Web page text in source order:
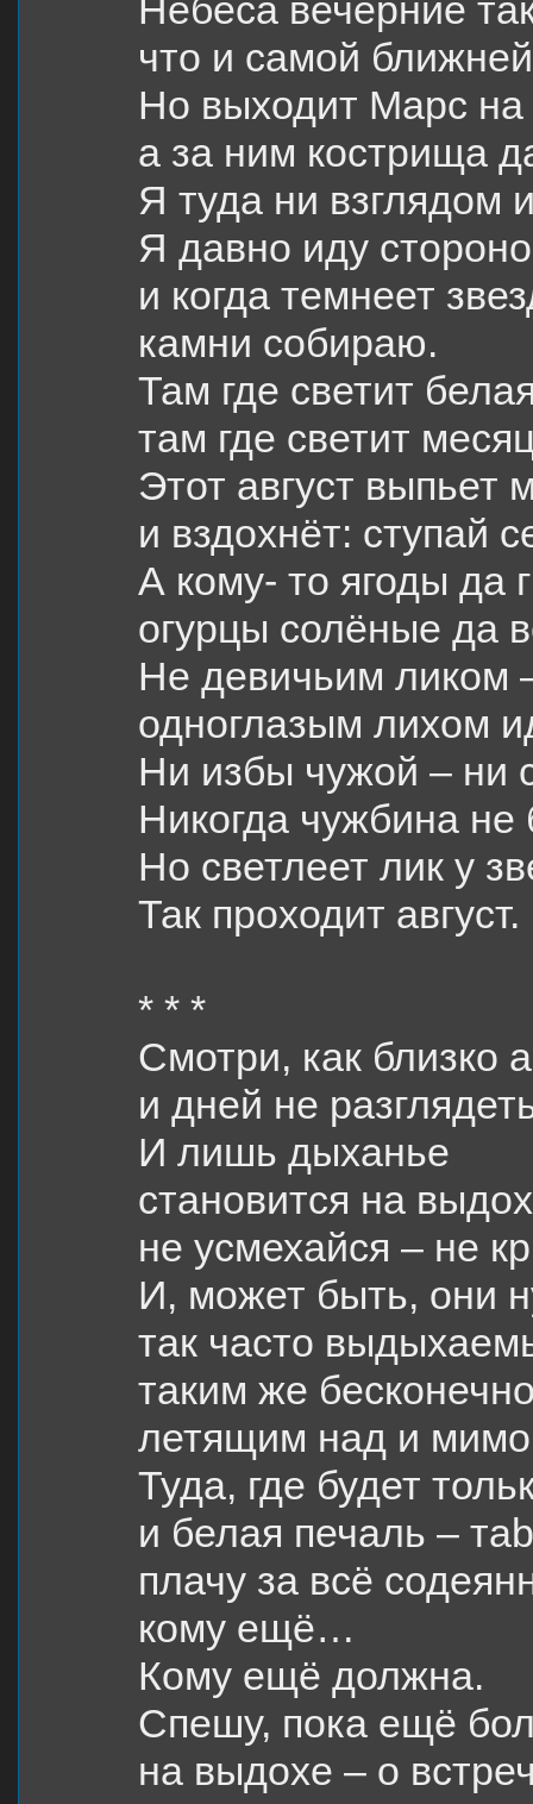
Небеса вечерние
что и самой
Но выходит Марс на
а за ним кострища
Я туда ни взглядом
Я давно иду
и когда темнеет
камни собираю.
Там где светит
там где светит
Этот август выпьет
и вздохнёт: ступай
А кому- то ягоды да
огурцы солёные да
Не девичьим ликом
одноглазым лихом
Ни избы чужой – ни
Никогда чужбина не
Но светлеет лик у
Так проходит август.
* * *
Смотри, как близко
и дней не
И лишь дыханье
становится на
не усмехайся – не
И, может быть, они
так часто
таким же
летящим над и мимо
Туда, где будет
и белая печаль –
плачу за всё
кому ещё…
Кому ещё должна.
Спешу, пока ещё
на выдохе – о